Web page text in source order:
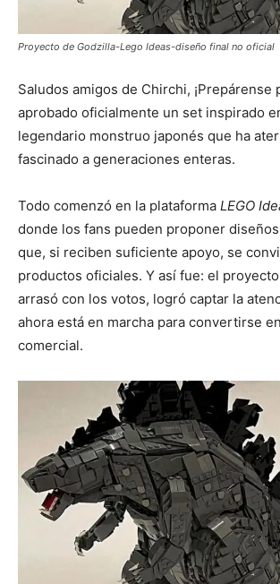
Proyecto de Godzilla-Lego Ideas-diseño final no oficial
Saludos amigos de Chirchi, ¡Prepárense
aprobado oficialmente un set inspirado
legendario monstruo japonés que ha
fascinado a generaciones enteras.
Todo comenzó en la plataforma LEGO
donde los fans pueden proponer
que, si reciben suficiente apoyo, se
productos oficiales. Y así fue: el
arrasó con los votos, logró captar la
ahora está en marcha para convertirse
comercial.